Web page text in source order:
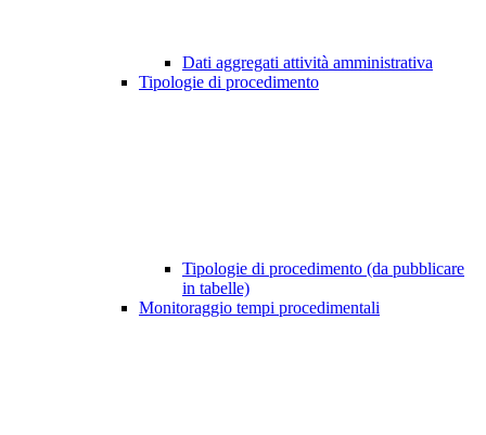
Dati aggregati attività amministrativa
Tipologie di procedimento
Tipologie di procedimento (da pubblicare
in tabelle)
Monitoraggio tempi procedimentali